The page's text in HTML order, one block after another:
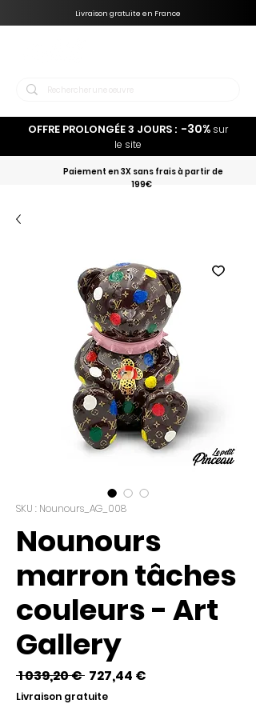
Livraison gratuite en France
Paiement en 3X sans frais à partir de
199€
OFFRE PROLONGÉE 3 JOURS : -30% sur
le site
SKU : Nounours_AG_008
Nounours
marron tâches
couleurs - Art
Gallery
1 039,20 € Prix
original
727,44 €
Livraison gratuite